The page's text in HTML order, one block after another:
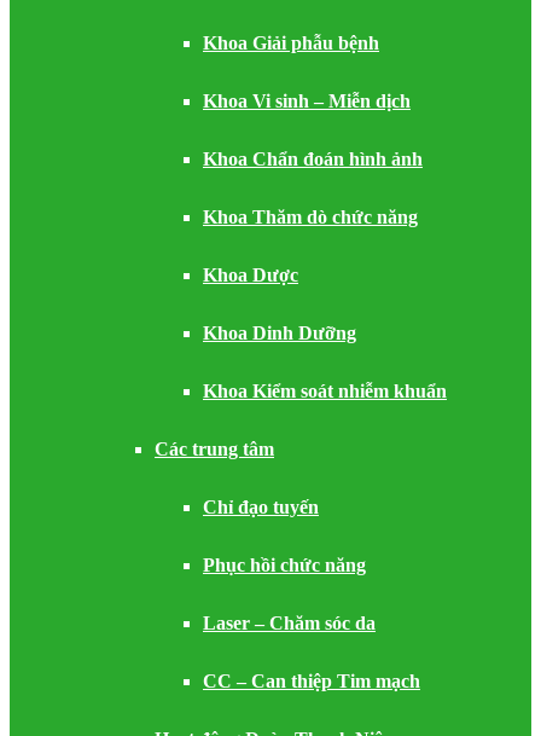
Khoa Giải phẫu bệnh
Khoa Vi sinh – Miễn dịch
Khoa Chẩn đoán hình ảnh
Khoa Thăm dò chức năng
Khoa Dược
Khoa Dinh Dưỡng
Khoa Kiểm soát nhiễm khuẩn
Các trung tâm
Chỉ đạo tuyến
Phục hồi chức năng
Laser – Chăm sóc da
CC – Can thiệp Tim mạch